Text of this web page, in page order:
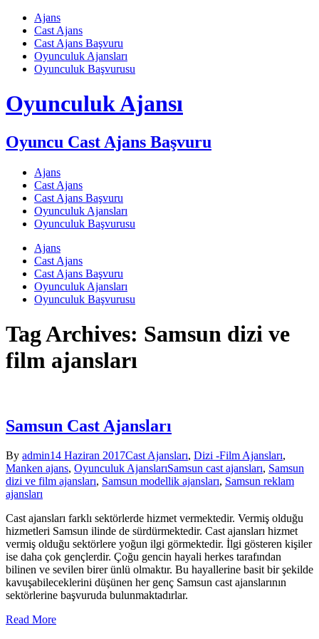
Skip
content
Ajans
Cast Ajans
Cast Ajans Başvuru
Oyunculuk Ajansları
Oyunculuk Başvurusu
Oyunculuk Ajansı
Oyuncu Cast Ajans Başvuru
Ajans
Cast Ajans
Cast Ajans Başvuru
Oyunculuk Ajansları
Oyunculuk Başvurusu
Ajans
Cast Ajans
Cast Ajans Başvuru
Oyunculuk Ajansları
Oyunculuk Başvurusu
Tag Archives: Samsun dizi ve
film ajansları
Samsun Cast Ajansları
By admin14 Haziran 2017Cast Ajansları, Dizi -Film Ajansları,
Manken ajans, Oyunculuk AjanslarıSamsun cast ajansları, Samsun
dizi ve film ajansları, Samsun modellik ajansları, Samsun reklam
ajansları
Cast ajansları farklı sektörlerde hizmet vermektedir. Vermiş olduğu
hizmetleri Samsun ilinde de sürdürmektedir. Cast ajansları hizmet
vermiş olduğu sektörlere yoğun ilgi görmektedir. İlgi gösteren kişiler
ise daha çok gençlerdir. Çoğu gencin hayali herkes tarafından
bilinen ve sevilen birer ünlü olmaktır. Bu hayallerine basit bir şekilde
kavuşabileceklerini düşünen her genç Samsun cast ajanslarının
sektörlerine başvuruda bulunmaktadırlar.
Read More